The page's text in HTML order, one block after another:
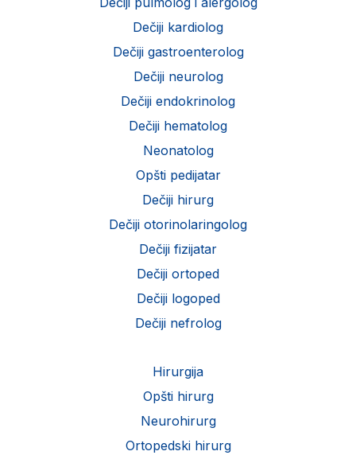
Dečiji kardiolog
Dečiji gastroenterolog
Dečiji neurolog
Dečiji endokrinolog
Dečiji hematolog
Neonatolog
Opšti pedijatar
Dečiji hirurg
Dečiji otorinolaringolog
Dečiji fizijatar
Dečiji ortoped
Dečiji logoped
Dečiji nefrolog
Hirurgija
Opšti hirurg
Neurohirurg
Ortopedski hirurg